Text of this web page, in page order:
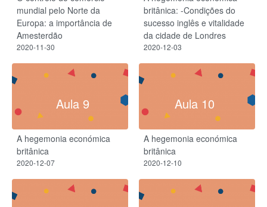
mundial pelo Norte da
Europa: a importância de
Amesterdão
2020-11-30
britânica: -Condições do
sucesso inglês e vitalidade
da cidade de Londres
2020-12-03
Aula 9
A hegemonia económica
britânica
2020-12-07
Aula 10
A hegemonia económica
britânica
2020-12-10